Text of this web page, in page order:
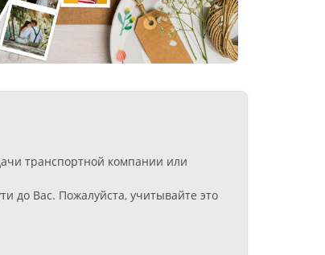
транспортной компании или
до Вас. Пожалуйста, учитывайте это